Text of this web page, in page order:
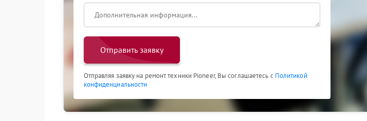
Отправить заявку
Отправляя заявку на ремонт техники Pioneer, Вы соглашаетесь с Политикой
конфиденциальности